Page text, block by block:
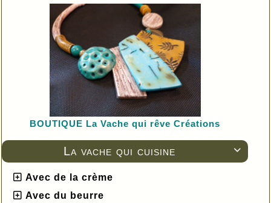
BOUTIQUE La Vache qui rêve Créations

La vache qui cuisine
Avec de la crème
Avec du beurre